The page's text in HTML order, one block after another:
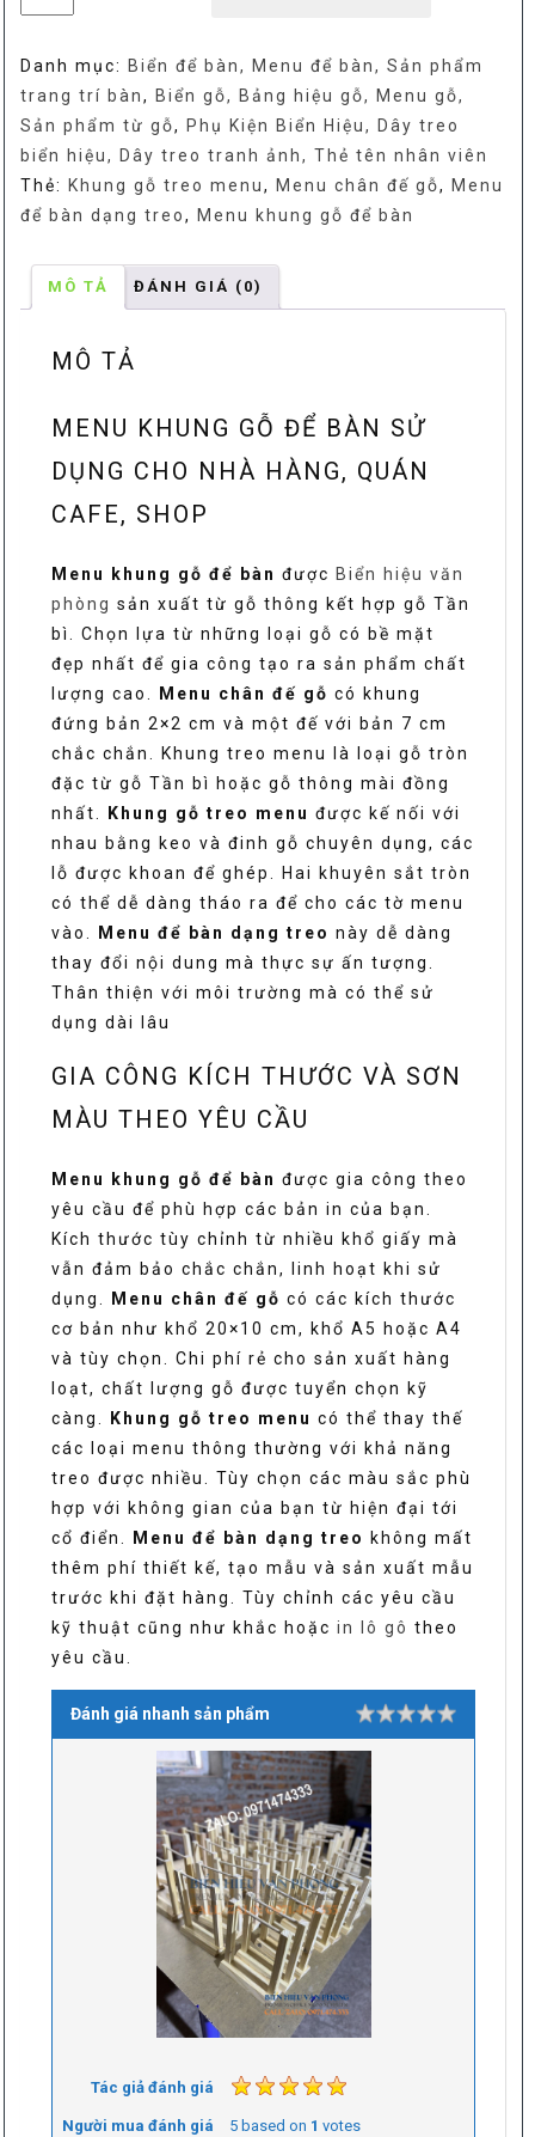
để
bàn,
Khung
gỗ
treo
menu,
đế
Menu
Danh mục: Biển để bàn, Menu để bàn, Sản phẩm
trang trí bàn, Biển gỗ, Bảng hiệu gỗ, Menu gỗ,
Sản phẩm từ gỗ, Phụ Kiện Biển Hiệu, Dây treo
biển hiệu, Dây treo tranh ảnh, Thẻ tên nhân viên
Thẻ: Khung gỗ treo menu, Menu chân đế gỗ, Menu
để bàn dạng treo, Menu khung gỗ để bàn
MÔ TẢ ĐÁNH GIÁ (0)
MÔ TẢ
MENU KHUNG GỖ ĐỂ BÀN SỬ
DỤNG CHO NHÀ HÀNG, QUÁN
CAFE, SHOP
Menu khung gỗ để bàn được Biển hiệu văn
phòng sản xuất từ gỗ thông kết hợp gỗ Tần
bì. Chọn lựa từ những loại gỗ có bề mặt
đẹp nhất để gia công tạo ra sản phẩm chất
lượng cao.
Menu chân đế gỗ có khung
đứng bản 2×2 cm và một đế với bản 7 cm
chắc chắn. Khung treo menu là loại gỗ tròn
đặc từ gỗ Tần bì hoặc gỗ thông mài đồng
nhất.
Khung gỗ treo menu được kế nối với
nhau bằng keo và đinh gỗ chuyên dụng, các
lỗ được khoan để ghép. Hai khuyên sắt tròn
có thể dễ dàng tháo ra để cho các tờ menu
vào.
Menu để bàn dạng treo này dễ dàng
thay đổi nội dung mà thực sự ấn tượng.
Thân thiện với môi trường mà có thể sử
dụng dài lâu
GIA CÔNG KÍCH THƯỚC VÀ SƠN
MÀU THEO YÊU CẦU
Menu khung gỗ để bànđược gia công theo
yêu cầu để phù hợp các bản in của bạn.
Kích thước tùy chỉnh từ nhiều khổ giấy mà
vẫn đảm bảo chắc chắn, linh hoạt khi sử
dụng.
Menu chân đế gỗcó các kích thước
cơ bản như khổ 20×10 cm, khổ A5 hoặc A4
và tùy chọn. Chi phí rẻ cho sản xuất hàng
loạt, chất lượng gỗ được tuyển chọn kỹ
càng.
Khung gỗ treo menucó thể thay thế
các loại menu thông thường với khả năng
treo được nhiều. Tùy chọn các màu sắc phù
hợp với không gian của bạn từ hiện đại tới
cổ điển.
Menu để bàn dạng treo không mất
thêm phí thiết kế, tạo mẫu và sản xuất mẫu
trước khi đặt hàng. Tùy chỉnh các yêu cầu
kỹ thuật cũng như khắc hoặcin lô gô theo
yêu cầu.
Đánh giá nhanh sản phẩm Rating
Tác giả đánh giá
Người mua đánh giá 5based on 1 votes